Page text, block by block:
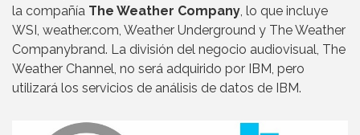
la compañía The Weather Company , lo que incluye
WSI, weather.com, Weather Underground y The Weather
Companybrand. La división del negocio audiovisual, The
Weather Channel, no será adquirido por IBM, pero
utilizará los servicios de análisis de datos de IBM.